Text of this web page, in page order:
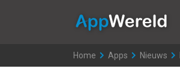
Home >
Apps >
Nieuws